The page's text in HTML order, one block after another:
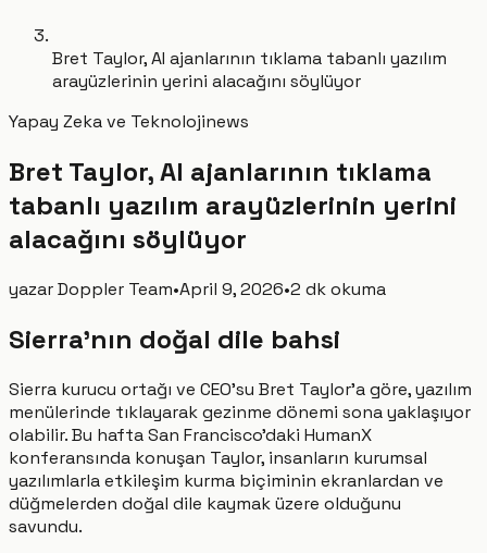
Bret Taylor, AI ajanlarının tıklama tabanlı yazılım
arayüzlerinin yerini alacağını söylüyor
Yapay Zeka ve Teknolojinews
Bret Taylor, AI ajanlarının tıklama
tabanlı yazılım arayüzlerinin yerini
alacağını söylüyor
yazarDoppler Team•April 9, 2026•2 dk okuma
Sierra'nın doğal dile bahsi
Sierra kurucu ortağı ve CEO'su Bret Taylor'a göre, yazılım
menülerinde tıklayarak gezinme dönemi sona yaklaşıyor
olabilir. Bu hafta San Francisco'daki HumanX
konferansında konuşan Taylor, insanların kurumsal
yazılımlarla etkileşim kurma biçiminin ekranlardan ve
düğmelerden doğal dile kaymak üzere olduğunu
savundu.